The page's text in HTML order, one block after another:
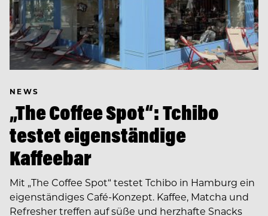
NEWS
„The Coffee Spot“: Tchibo
testet eigenständige
Kaffeebar
Mit „The Coffee Spot“ testet Tchibo in Hamburg ein
eigenständiges Café-Konzept. Kaffee, Matcha und
Refresher treffen auf süße und herzhafte Snacks